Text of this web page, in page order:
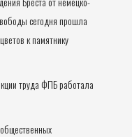
сегодня прошла
к памятнику
труда ФПБ работала